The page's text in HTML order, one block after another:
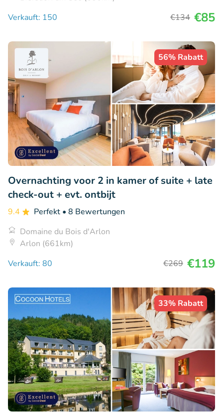
Verkauft: 150
€134 €85
56% Rabatt
Overnachting voor 2 in kamer of suite + late
check-out + evt. ontbijt
9.4 Perfekt • 8 Bewertungen
Domaine du Bois d'Arlon
Arlon (661km)
Verkauft: 80
€269 €119
33% Rabatt